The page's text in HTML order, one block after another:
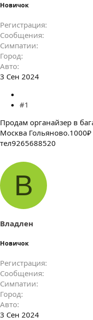
Новичок
Регистрация
Сообщения
Симпатии
Город
Авто
3 Сен 2024
#1
Продам органайзер в
Москва
тел9265688520
В
Владлен
Новичок
Регистрация
Сообщения
Симпатии
Город
Авто
3 Сен 2024